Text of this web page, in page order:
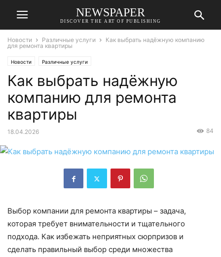
NEWSPAPER
DISCOVER THE ART OF PUBLISHING
Новости Различные услуги
Как выбрать надёжную компанию
для ремонта квартиры
Новости Различные услуги
Как выбрать надёжную
компанию для ремонта
квартиры
18.04.2026 84
Выбор компании для ремонта квартиры – задача,
которая требует внимательности и тщательного
подхода. Как избежать неприятных сюрпризов и
сделать правильный выбор среди множества